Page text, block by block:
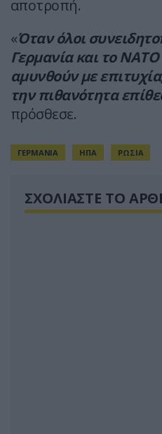
αποτροπή.
«Όταν όλοι
Γερμανία και το ΝΑΤΟ
αμυνθούν με
την πιθανότητα
πρόσθεσε.
ΓΕΡΜΑΝΙΑ ΗΠΑ ΡΩΣΙΑ
ΣΧΟΛΙΑΣΤΕ ΤΟ